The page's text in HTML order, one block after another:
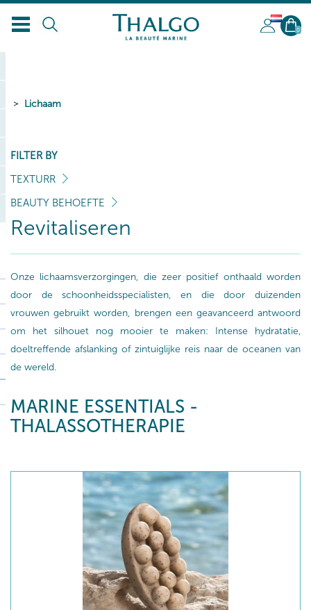
NL
0
Lichaam
FILTER BY
TEXTURR
BEAUTY BEHOEFTE
Revitaliseren
Onze lichaamsverzorgingen, die zeer positief onthaald worden
door de schoonheidsspecialisten, en die door duizenden
vrouwen gebruikt worden, brengen een geavanceerd antwoord
om het silhouet nog mooier te maken: Intense hydratatie,
doeltreffende afslanking of zintuiglijke reis naar de oceanen van
de wereld.
MARINE ESSENTIALS -
THALASSOTHERAPIE